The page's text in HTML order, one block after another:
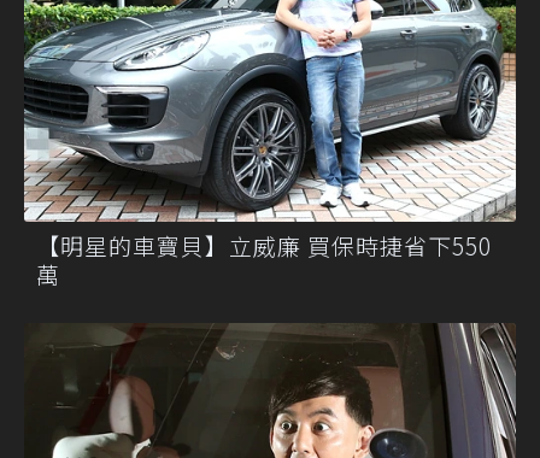
【明星的車寶貝】立威廉 買保時捷省下550
萬